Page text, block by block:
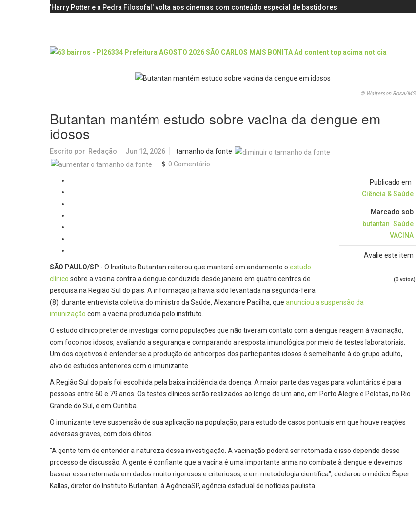
'Harry Potter e a Pedra Filosofal' volta aos cinemas com conteúdo especial de bastidores
© Walterson Rosa/MS
Butantan mantém estudo sobre vacina da dengue em
idosos
Escrito por Redação Jun 12, 2026
tamanho da fonte
0 Comentário
Publicado em
Ciência & Saúde
Marcado sob
butantan Saúde
VACINA
Avalie este item
(0 votos)
SÃO PAULO/SP - O Instituto Butantan reiterou que manterá em andamento o estudo
clínico sobre a vacina contra a dengue conduzido desde janeiro em quatro centros de
pesquisa na Região Sul do país. A informação já havia sido levantada na segunda-feira
(8), durante entrevista coletiva do ministro da Saúde, Alexandre Padilha, que anunciou a suspensão da
imunização com a vacina produzida pelo instituto.
O estudo clínico pretende investigar como populações que não tiveram contato com a dengue reagem à vacinação,
com foco nos idosos, avaliando a segurança e comparando a resposta imunológica por meio de testes laboratoriais.
Um dos objetivos é entender se a produção de anticorpos dos participantes idosos é semelhante à do grupo adulto,
alvo de estudos anteriores com o imunizante.
A Região Sul do país foi escolhida pela baixa incidência da doença. A maior parte das vagas para voluntários é para
pessoas entre 60 e 79 anos. Os testes clínicos serão realizados ao longo de um ano, em Porto Alegre e Pelotas, no Rio
Grande do Sul, e em Curitiba.
O imunizante teve suspensão de sua aplicação na população, para estudo de casos pontuais em que houve reações
adversas graves, com dois óbitos.
"A gente tem de entender a natureza dessa investigação. A vacinação poderá ser retomada e isso depende desse
processo de discussão. A gente é confiante que a vacina é uma importante arma no combate à dengue e devemos
basear essa retomada em dados muito rigorosos e criteriosos, e em metodologia científica", declarou o médico Ésper
Kallas, diretor do Instituto Butantan, à AgênciaSP, agência estadual de notícias paulista.